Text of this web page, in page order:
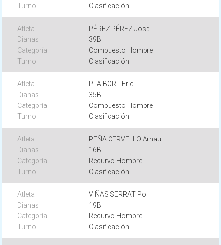
Clasificación
PÉREZ PÉREZ Jose
39B
Compuesto Hombre
Clasificación
PLA BORT Eric
35B
Compuesto Hombre
Clasificación
PEÑA CERVELLO Arnau
16B
Recurvo Hombre
Clasificación
VIÑAS SERRAT Pol
19B
Recurvo Hombre
Clasificación